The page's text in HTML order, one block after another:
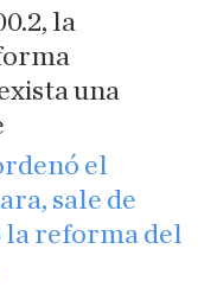
la
una
el
sale de
la reforma del